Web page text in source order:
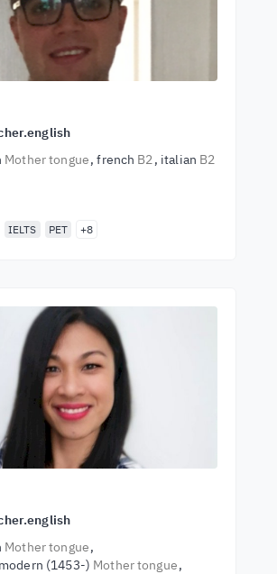
Mother tongue french B2 italian B2
IELTS PET +8
Mother tongue
(1453-) Mother tongue